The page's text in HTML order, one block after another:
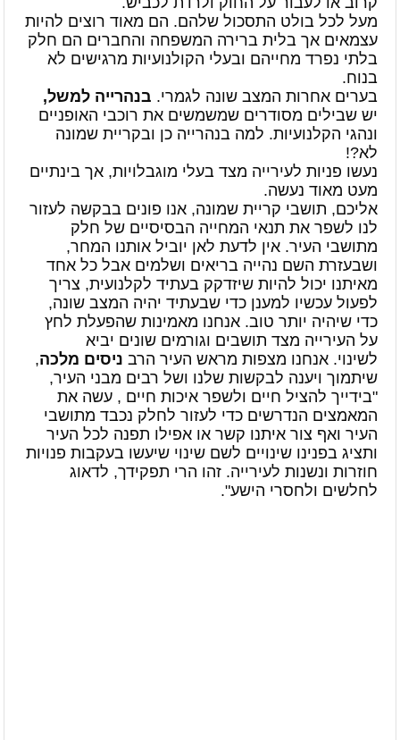
מעל לכל בולט התסכול שלהם. הם מאוד רוצים להיות
עצמאים אך בלית ברירה המשפחה והחברים הם חלק
בלתי נפרד מחייהם ובעלי הקולנועיות מרגישים לא
בנוח.
בערים אחרות המצב שונה לגמרי. בנהרייה למשל,
יש שבילים מסודרים שמשמשים את רוכבי האופניים
ונהגי הקלנועיות. למה בנהרייה כן ובקריית שמונה
לא?!
נעשו פניות לעירייה מצד בעלי מוגבלויות, אך בינתיים
מעט מאוד נעשה.
אליכם, תושבי קריית שמונה, אנו פונים בבקשה לעזור
לנו לשפר את תנאי המחייה הבסיסיים של חלק
מתושבי העיר. אין לדעת לאן יוביל אותנו המחר,
ושבעזרת השם נהייה בריאים ושלמים אבל כל אחד
מאיתנו יכול להיות שיזדקק בעתיד לקלנועית, צריך
לפעול עכשיו למענן כדי שבעתיד יהיה המצב שונה,
כדי שיהיה יותר טוב. אנחנו מאמינות שהפעלת לחץ
על העירייה מצד תושבים וגורמים שונים יביא
לשינוי. אנחנו מצפות מראש העיר הרב ניסים מלכה,
שיתמוך ויענה לבקשות שלנו ושל רבים מבני העיר,
"בידייך להציל חיים ולשפר איכות חיים , עשה את
המאמצים הנדרשים כדי לעזור לחלק נכבד מתושבי
העיר ואף צור איתנו קשר או אפילו תפנה לכל העיר
ותציג בפנינו שינויים לשם שינוי שיעשו בעקבות פנויות
חוזרות ונשנות לעירייה. זהו הרי תפקידך, לדאוג
לחלשים ולחסרי הישע".